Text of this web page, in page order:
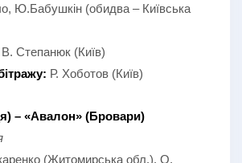
Ю.Бабушкін (обидва – Київська
В. Степанюк (Київ)
Р. Хоботов (Київ)
– «Авалон» (Бровари)
(Житомирська обл.), О.